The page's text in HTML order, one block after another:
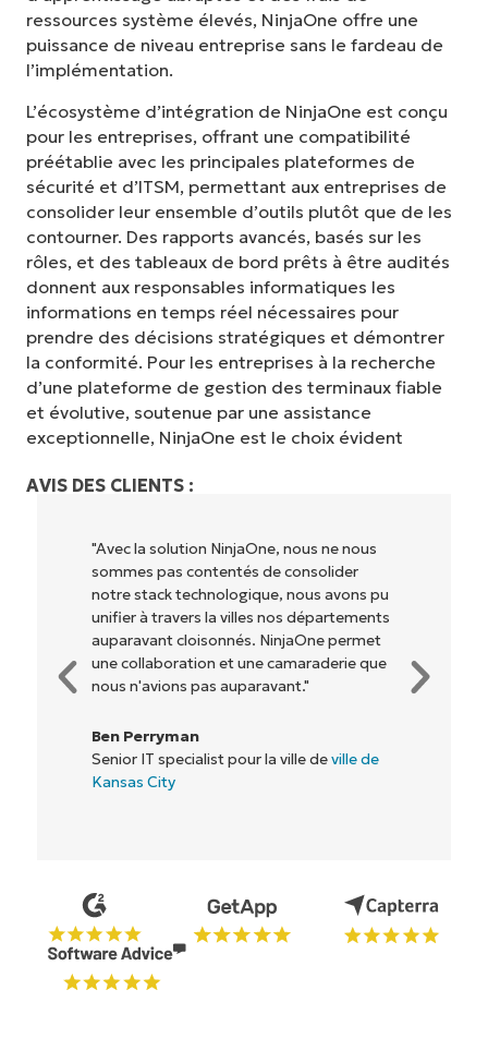
ressources système élevés, NinjaOne offre une
puissance de niveau entreprise sans le fardeau de
l’implémentation.
L’écosystème d’intégration de NinjaOne est conçu
pour les entreprises, offrant une compatibilité
préétablie avec les principales plateformes de
sécurité et d’ITSM, permettant aux entreprises de
consolider leur ensemble d’outils plutôt que de les
contourner. Des rapports avancés, basés sur les
rôles, et des tableaux de bord prêts à être audités
donnent aux responsables informatiques les
informations en temps réel nécessaires pour
prendre des décisions stratégiques et démontrer
la conformité. Pour les entreprises à la recherche
d’une plateforme de gestion des terminaux fiable
et évolutive, soutenue par une assistance
exceptionnelle, NinjaOne est le choix évident
AVIS DES CLIENTS :
"NinjaOne permet à notre entreprise (ainsi
qu'aux propriétaires et opérateurs avec
lesquels nous travaillons) d'être plus
rentables. Tout le monde y gagne."
Rory McCune
Directeur informatique chezFlash
Commencez votre essai de 14 jours
Pas de carte de crédit requise, accès complet à
toutes les fonctionnalités.